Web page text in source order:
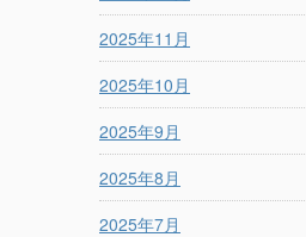
2025年11月
2025年10月
2025年9月
2025年8月
2025年7月